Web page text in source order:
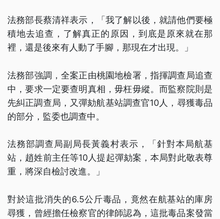
法務部長蔡清祥表示，「我了解以後，就請他們要極
積地去追查，了解真正的原因，到底是原來就在那
裡，還是後來有人動了手腳，那現在才出現。」
法務部強調，全案正由桃園地檢署，指揮調查局追查
中，要求一定要查明真相，毋枉毋縱。而監察院則是
先糾正調查局，又彈劾航基站調查官10人，尋獲毒品
的部分，監委也調查中。
法務部調查局副局長黃義村表示，「針對本局航基
站，趙姓前主任等10人提起彈劾案，本局對此敬表尊
重，將深自檢討改進。」
對於這批消失的6.5公斤毒品，竟然在航基站的庫房
尋獲，曾經擔任檢察官的律師認為，這批毒品案發當